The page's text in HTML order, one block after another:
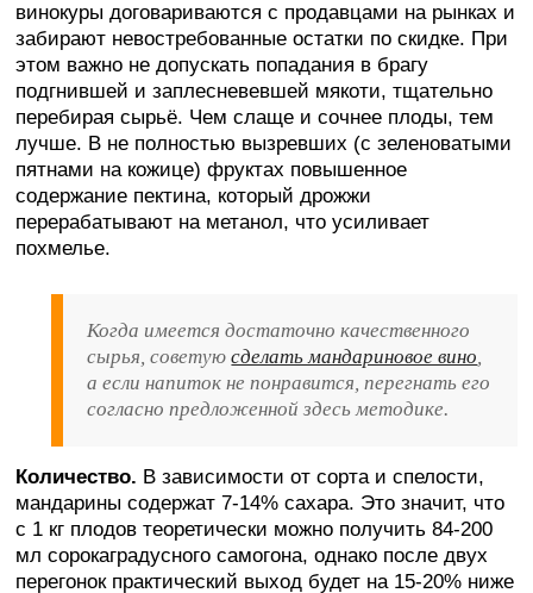
винокуры договариваются с продавцами на рынках и
забирают невостребованные остатки по скидке. При
этом важно не допускать попадания в брагу
подгнившей и заплесневевшей мякоти, тщательно
перебирая сырьё. Чем слаще и сочнее плоды, тем
лучше. В не полностью вызревших (с зеленоватыми
пятнами на кожице) фруктах повышенное
содержание пектина, который дрожжи
перерабатывают на метанол, что усиливает
похмелье.
Когда имеется достаточно качественного
сырья, советуюсделать мандариновое вино,
а если напиток не понравится, перегнать его
согласно предложенной здесь методике.
Количество. В зависимости от сорта и спелости,
мандарины содержат 7-14% сахара. Это значит, что
с 1 кг плодов теоретически можно получить 84-200
мл сорокаградусного самогона, однако после двух
перегонок практический выход будет на 15-20% ниже